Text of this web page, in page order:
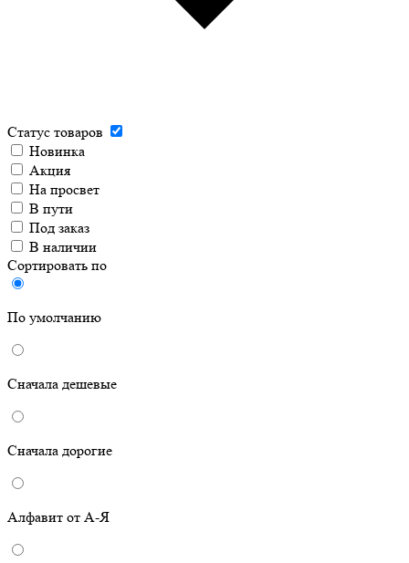
Статус товаров
Новинка
Акция
На просвет
В пути
Под заказ
В наличии
Сортировать по
По умолчанию
Сначала дешевые
Сначала дорогие
Алфавит от А-Я